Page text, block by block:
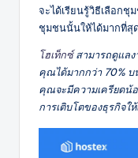
จะได้เรียนรู้วิธีเลือกชุ
ชุมชนนั้นให้ได้มากที่สุ
โฮเท็กซ์สามารถดูแลง
คุณได้มากกว่า 70%
คุณจะมีความเครียดน้
การเติบโตของธุรกิจใ